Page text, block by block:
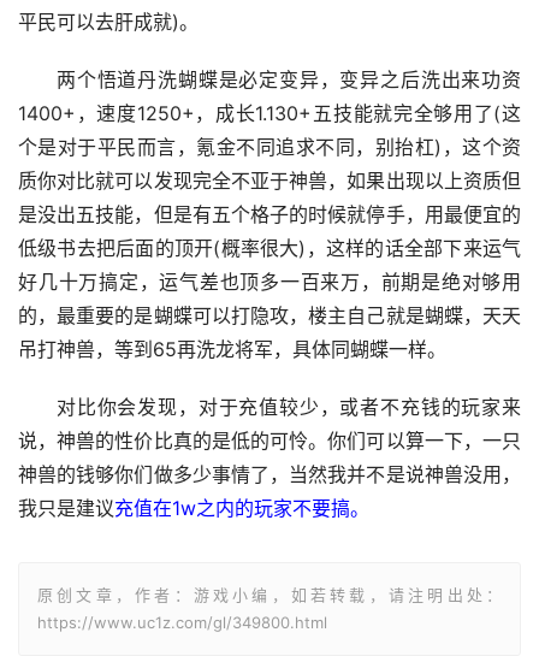
平民可以去肝成就)。
两个悟道丹洗蝴蝶是必定变异，变异之后洗出来功资
1400+，速度1250+，成长1.130+五技能就完全够用了(这
个是对于平民而言，氪金不同追求不同，别抬杠)，这个资
质你对比就可以发现完全不亚于神兽，如果出现以上资质但
是没出五技能，但是有五个格子的时候就停手，用最便宜的
低级书去把后面的顶开(概率很大)，这样的话全部下来运气
好几十万搞定，运气差也顶多一百来万，前期是绝对够用
的，最重要的是蝴蝶可以打隐攻，楼主自己就是蝴蝶，天天
吊打神兽，等到65再洗龙将军，具体同蝴蝶一样。
对比你会发现，对于充值较少，或者不充钱的玩家来
说，神兽的性价比真的是低的可怜。你们可以算一下，一只
神兽的钱够你们做多少事情了，当然我并不是说神兽没用，
我只是建议充值在1w之内的玩家不要搞。
原创文章，作者：游戏小编，如若转载，请注明出处：
https://www.uc1z.com/gl/349800.html